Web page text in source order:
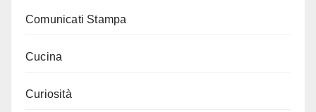
Comunicati Stampa
Cucina
Curiosità